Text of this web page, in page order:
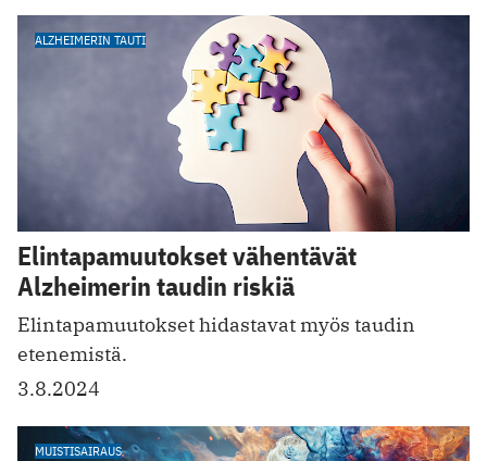
ALZHEIMERIN TAUTI
Elintapamuutokset vähentävät
Alzheimerin taudin riskiä
Elintapamuutokset hidastavat myös taudin
etenemistä.
3.8.2024
MUISTISAIRAUS